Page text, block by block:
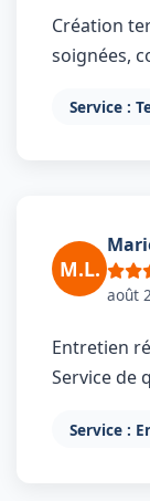
Création
soignées,
Service :
M.L.
août
Entretien
Service de
Service :